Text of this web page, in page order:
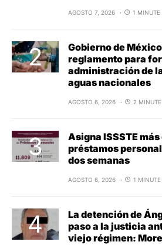
AGOSTO 7, 2026 1 MINUTE
Gobierno de
reglamento para
administración de
aguas nacionales
AGOSTO 6, 2026 2
Asigna ISSSTE más
préstamos
dos semanas
AGOSTO 6, 2026 1 MINUTE
La detención de
paso a la justicia
viejo régimen: